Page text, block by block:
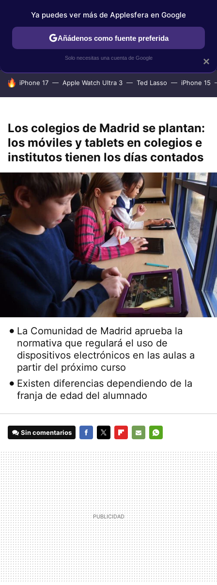
IPHONE TUTORIALES APPLESFERA SELECCIÓN
HOY SE HABLA DE
iPhone 17 Apple Watch Ultra 3 Ted Lasso iPhone 15
Los colegios de Madrid se plantan:
los móviles y tablets en colegios e
institutos tienen los días contados
La Comunidad de Madrid aprueba la
normativa que regulará el uso de
dispositivos electrónicos en las aulas a
partir del próximo curso
Existen diferencias dependiendo de la
franja de edad del alumnado
Sin comentarios
MAIL
×
Ya puedes ver más de Applesfera en Google
Añádenos como fuente preferida
Solo necesitas una cuenta de Google